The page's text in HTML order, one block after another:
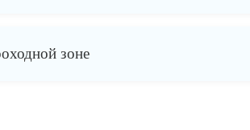
зоне